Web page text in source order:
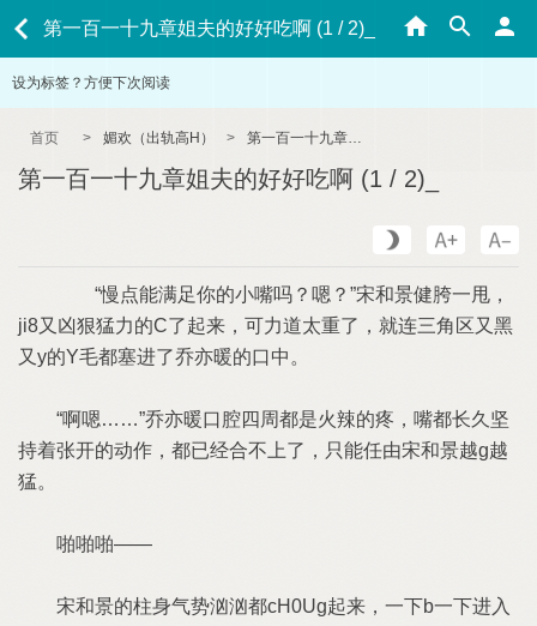
第一百一十九章姐夫的好好吃啊 (1 / 2)_
设为标签？方便下次阅读
首页 > 媚欢（出轨高H） > 第一百一十九章姐夫的好好吃啊 (1 / 2)_
第一百一十九章姐夫的好好吃啊 (1 / 2)_
“慢点能满足你的小嘴吗？嗯？”宋和景健胯一甩，
ji8又凶狠猛力的C了起来，可力道太重了，就连三角区又黑
又y的Y毛都塞进了乔亦暖的口中。
“啊嗯……”乔亦暖口腔四周都是火辣的疼，嘴都长久坚
持着张开的动作，都已经合不上了，只能任由宋和景越g越
猛。
啪啪啪——
宋和景的柱身气势汹汹都cH0Ug起来，一下b一下进入